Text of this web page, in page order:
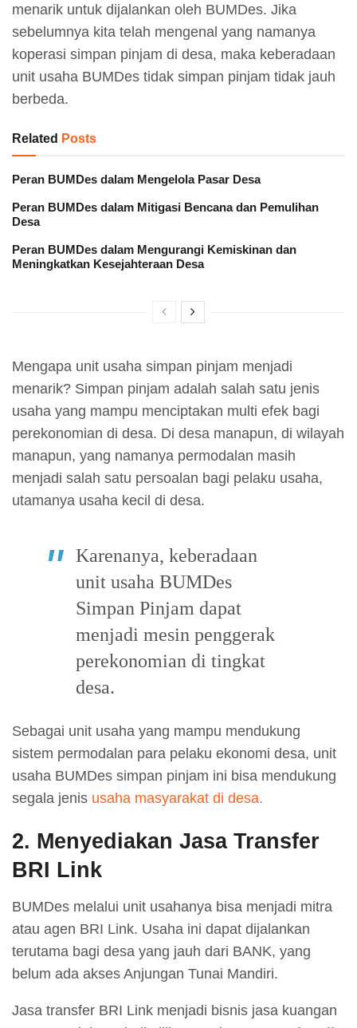
menarik untuk dijalankan oleh BUMDes. Jika
sebelumnya kita telah mengenal yang namanya
koperasi simpan pinjam di desa, maka keberadaan
unit usaha BUMDes tidak simpan pinjam tidak jauh
berbeda.
Related Posts
Peran BUMDes dalam Mengelola Pasar Desa
Peran BUMDes dalam Mitigasi Bencana dan Pemulihan
Desa
Peran BUMDes dalam Mengurangi Kemiskinan dan
Meningkatkan Kesejahteraan Desa
Mengapa unit usaha simpan pinjam menjadi
menarik? Simpan pinjam adalah salah satu jenis
usaha yang mampu menciptakan multi efek bagi
perekonomian di desa. Di desa manapun, di wilayah
manapun, yang namanya permodalan masih
menjadi salah satu persoalan bagi pelaku usaha,
utamanya usaha kecil di desa.
Karenanya, keberadaan
unit usaha BUMDes
Simpan Pinjam dapat
menjadi mesin penggerak
perekonomian di tingkat
desa.
Sebagai unit usaha yang mampu mendukung
sistem permodalan para pelaku ekonomi desa, unit
usaha BUMDes simpan pinjam ini bisa mendukung
segala jenis usaha masyarakat di desa.
2. Menyediakan Jasa Transfer
BRI Link
BUMDes melalui unit usahanya bisa menjadi mitra
atau agen BRI Link. Usaha ini dapat dijalankan
terutama bagi desa yang jauh dari BANK, yang
belum ada akses Anjungan Tunai Mandiri.
Jasa transfer BRI Link menjadi bisnis jasa kuangan